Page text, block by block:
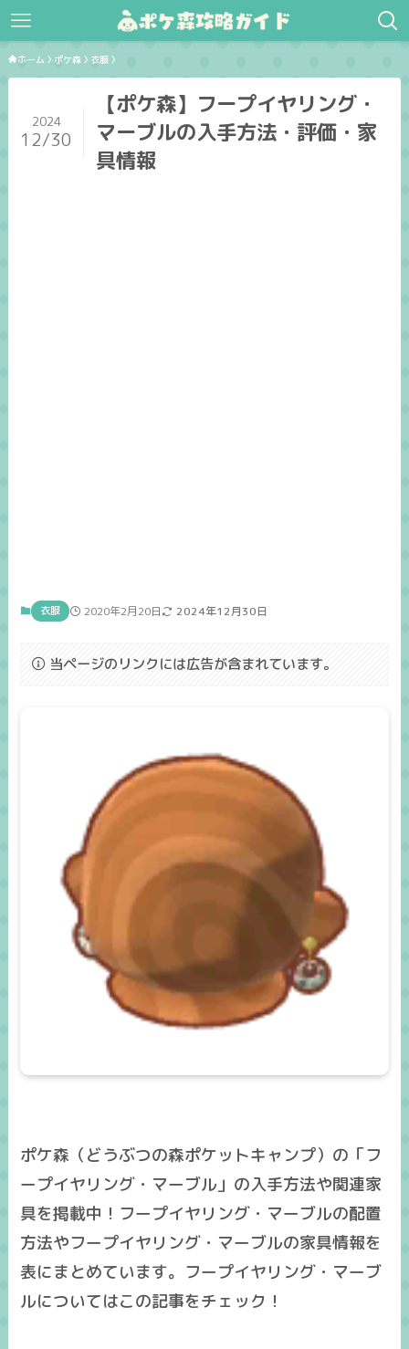
ホーム ポケ森 衣服
【ポケ森】フープイヤリング・
マーブルの入手方法・評価・家
具情報
2024
12/30
衣服 2020年2月20日 2024年12月30日
当ページのリンクには広告が含まれています。
ポケ森（どうぶつの森ポケットキャンプ）の「フ
ープイヤリング・マーブル」の入手方法や関連家
具を掲載中！フープイヤリング・マーブルの配置
方法やフープイヤリング・マーブルの家具情報を
表にまとめています。フープイヤリング・マーブ
ルについてはこの記事をチェック！